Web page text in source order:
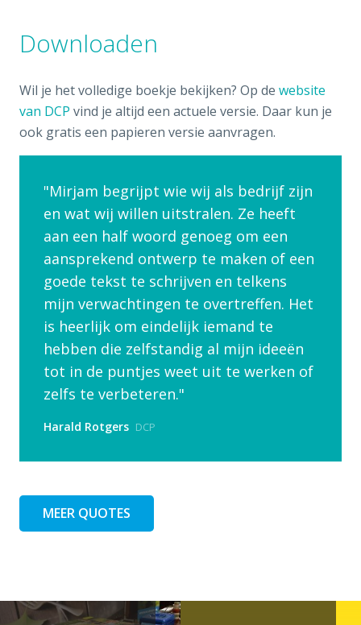
Downloaden
Wil je het volledige boekje bekijken? Op de website
van DCP vind je altijd een actuele versie. Daar kun je
ook gratis een papieren versie aanvragen.
Mirjam begrijpt wie wij als bedrijf zijn
en wat wij willen uitstralen. Ze heeft
aan een half woord genoeg om een
aansprekend ontwerp te maken of een
goede tekst te schrijven en telkens
mijn verwachtingen te overtreffen. Het
is heerlijk om eindelijk iemand te
hebben die zelfstandig al mijn ideeën
tot in de puntjes weet uit te werken of
zelfs te verbeteren.
Harald Rotgers DCP
MEER QUOTES